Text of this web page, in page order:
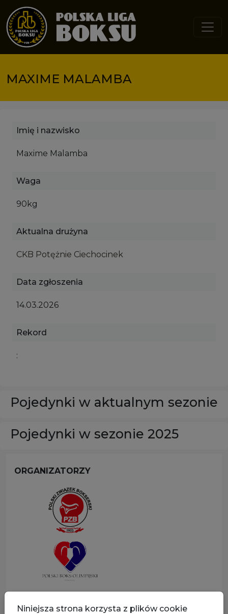
Przejdź do treści
MAXIME MALAMBA
Imię i nazwisko
Maxime Malamba
Waga
90kg
Aktualna drużyna
CKB Potężnie Ciechocinek
Data zgłoszenia
14.03.2026
Rekord
:
Pojedynki w aktualnym sezonie
Pojedynki w sezonie 2025
ORGANIZATORZY
SPONSOR GŁÓWNY
Niniejsza strona korzysta z plików cookie